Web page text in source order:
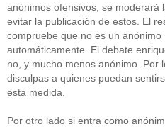
anónimos ofensivos, se moderará
evitar la publicación de estos. El
compruebe que no es un anónimo
automáticamente. El debate
no, y mucho menos anónimo. Por
disculpas a quienes puedan
esta medida.
Por otro lado si entra como